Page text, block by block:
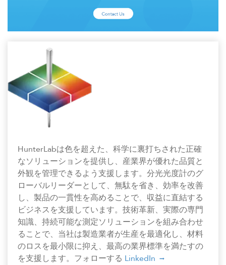
HunterLabは色を超えた、科学に裏打ちされた正確
なソリューションを提供し、産業界が優れた品質と
外観を管理できるよう支援します。分光光度計のグ
ローバルリーダーとして、無駄を省き、効率を改善
し、製品の一貫性を高めることで、収益に直結する
ビジネスを支援しています。技術革新、実際の専門
知識、持続可能な測定ソリューションを組み合わせ
ることで、当社は製造業者が生産を最適化し、材料
のロスを最小限に抑え、最高の業界標準を満たすの
を支援します。フォローする LinkedIn